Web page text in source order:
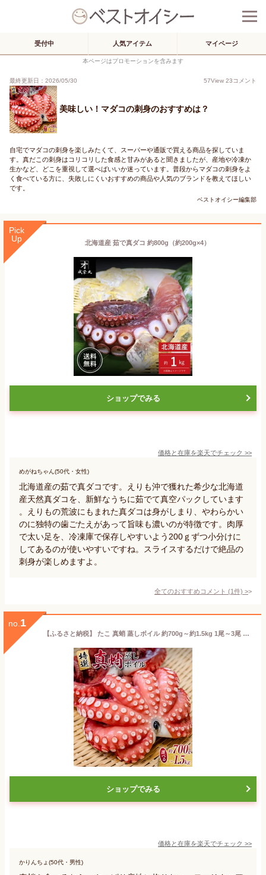
受付中 人気アイテム マイページ
本ページはプロモーションを含みます
最終更新日：2026/05/30 57View 23コメント
美味しい！マダコの刺身のおすすめは？
自宅でマダコの刺身を楽しみたくて、スーパーや通販で買える商品を探していま
す。真だこの刺身はコリコリした食感と甘みがあると聞きましたが、産地や冷凍か
生かなど、どこを重視して選べばいいか迷っています。普段からマダコの刺身をよ
く食べている方に、失敗しにくいおすすめの商品や人気のブランドを教えてほしい
です。
ベストオイシー編集部
Pick
Up
北海道産 茹で真ダコ 約800g（約200g×4）
ショップでみる
価格と在庫を楽天でチェック >>
めがねちゃん(50代・女性)
北海道産の茹で真ダコです。えりも沖で獲れた希少な北海道
産天然真ダコを、新鮮なうちに茹でて真空パックしています
。えりもの荒波にもまれた真ダコは身がしまり、やわらかい
のに独特の歯ごたえがあって旨味も濃いのが特徴です。肉厚
で太い足を、冷凍庫で保存しやすいよう200ｇずつ小分けに
してあるのが使いやすいですね。スライスするだけで絶品の
刺身が楽しめますよ。
全てのおすすめコメント (1件) >
no. 1
【ふるさと納税】 たこ 真蛸 蒸しボイル 約700g～約1.5kg 1尾～3尾 冷蔵 蛸 タコ 刺身 刺し身 たこ焼き たこやき たこ飯 たこ刺し カルパッチョ 酢の物 まだこ サラダ パスタ 唐揚げ 人気 おすすめ おつまみ 海鮮 魚介【配送不可地域：北海道・沖縄・離島】
ショップでみる
価格と在庫を楽天でチェック >>
かりんちょ(50代・男性)